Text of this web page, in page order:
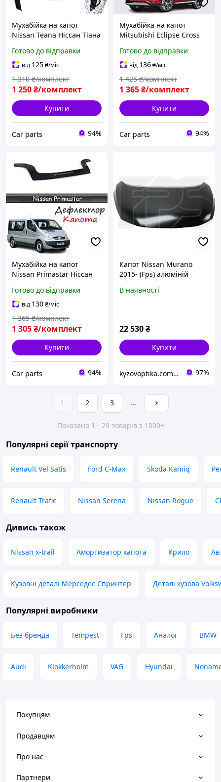
Мухабійка на капот
Nissan Teana Ніссан Тіана
Дефлектор капота
Готово до відправки
від 125₴/міс
1 250₴/комплект
1 310 ₴/комплект
Купити
Сar parts 94%
Мухабійка на капот
Mitsubishi Eclipse Cross
2017-. Дефлектор капота
Готово до відправки
від 136₴/міс
1 365₴/комплект
1 425 ₴/комплект
Купити
Сar parts 94%
Мухабійка на капот
Nissan Primastar Ніссан
Дефлектор капота
Готово до відправки
від 130₴/міс
1 305₴/комплект
1 365 ₴/комплект
Купити
Сar parts 94%
Капот Nissan Murano
2015- (Fps) алюміній
В наявності
22 530₴
Купити
kyzovoptika.com.ua 97%
1 2 3 ...
Показано 1 - 29 товарів з 1000+
Популярні серії транспорту
Renault Vel Satis Ford C-Max Skoda Kamiq
Renault Trafic Nissan Serena Nissan Rogue
Дивись також
Nissan x-trail Амортизатор капота Крило
Кузовні деталі Мерседес Спринтер Деталі кузова
Популярні виробники
Без бренда Tempest Fps Аналог BMW
Audi Klokkerholm VAG Hyundai
Покупцям
Продавцям
Про нас
Партнери